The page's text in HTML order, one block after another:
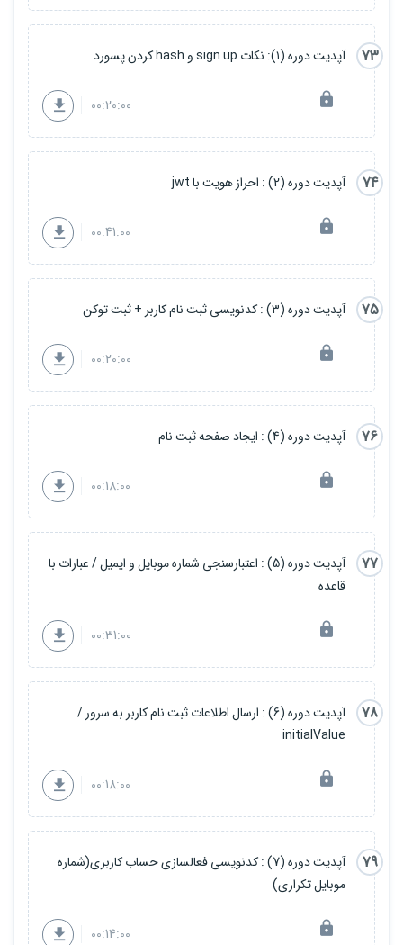
73 آپدیت دوره (۱): نکات sign up و hash کردن پسورد
00:20:00
74 آپدیت دوره (2) : احراز هویت با jwt
00:41:00
75 آپدیت دوره (3) : کدنویسی ثبت نام کاربر + ثبت توکن
00:20:00
76 آپدیت دوره (4) : ایجاد صفحه ثبت نام
00:18:00
77
آپدیت دوره (5) : اعتبارسنجی شماره موبایل و ایمیل / عبارات با
قاعده
00:31:00
78
آپدیت دوره (6) : ارسال اطلاعات ثبت نام کاربر به سرور /
initialValue
00:18:00
79
آپدیت دوره (7) : کدنویسی فعالسازی حساب کاربری(شماره
موبایل تکراری)
00:14:00